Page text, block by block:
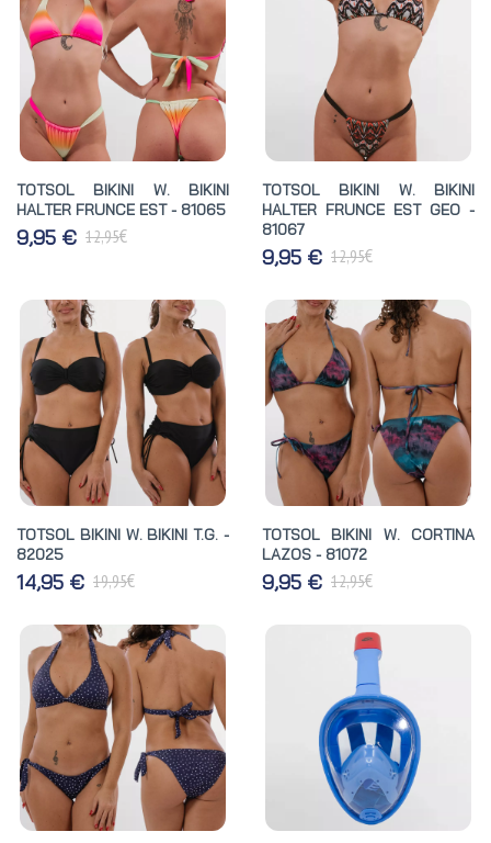
TOTSOL BIKINI W. BIKINI
HALTER FRUNCE EST - 81065
9,95 € 12,95€
TOTSOL BIKINI W. BIKINI
HALTER FRUNCE EST GEO -
81067
9,95 € 12,95€
TOTSOL BIKINI W. BIKINI T.G. -
82025
14,95 € 19,95€
TOTSOL BIKINI W. CORTINA
LAZOS - 81072
9,95 € 12,95€